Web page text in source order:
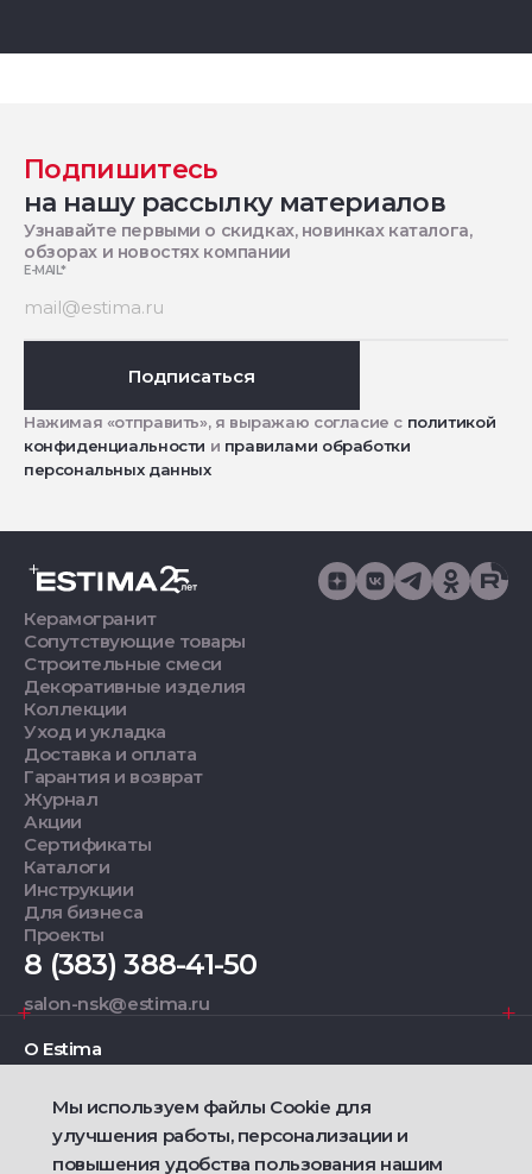
Подпишитесь
на нашу рассылку материалов
Узнавайте первыми о скидках, новинках каталога,
обзорах и новостях компании
E-MAIL*
Подписаться
Нажимая «отправить», я выражаю согласие с политикой
конфиденциальности и правилами обработки
персональных данных
Керамогранит
Сопутствующие товары
Строительные смеси
Декоративные изделия
Коллекции
Уход и укладка
Доставка и оплата
Гарантия и возврат
Журнал
Акции
Сертификаты
Каталоги
Инструкции
Для бизнеса
Проекты
8 (383) 388-41-50
salon-nsk@estima.ru
О Estima
Дизайнерам
Мы используем файлы Cookie для
улучшения работы, персонализации и
повышения удобства пользования нашим